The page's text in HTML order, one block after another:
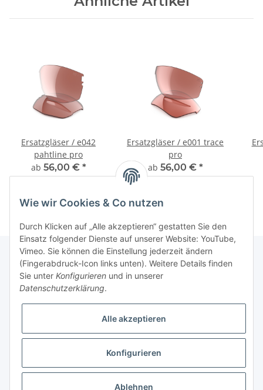
Ersatzgläser / e042
pahtline pro
ab 56,00 € *
Ersatzgläser / e001 trace
pro
ab 56,00 € *
Fuss
News: Monate mit Beiträgen
* Alle Preise inkl. gesetzlicher USt.
Wie wir Cookies & Co nutzen
Durch Klicken auf „Alle akzeptieren“ gestatten Sie den
Einsatz folgender Dienste auf unserer Website: YouTube,
Vimeo. Sie können die Einstellung jederzeit ändern
(Fingerabdruck-Icon links unten). Weitere Details finden
Sie unter Konfigurieren und in unserer
Datenschutzerklärung.
Alle akzeptieren
Konfigurieren
Ablehnen